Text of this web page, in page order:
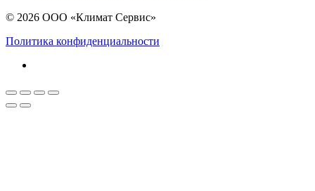
© 2026 ООО «Климат Сервис»
Политика конфиденциальности